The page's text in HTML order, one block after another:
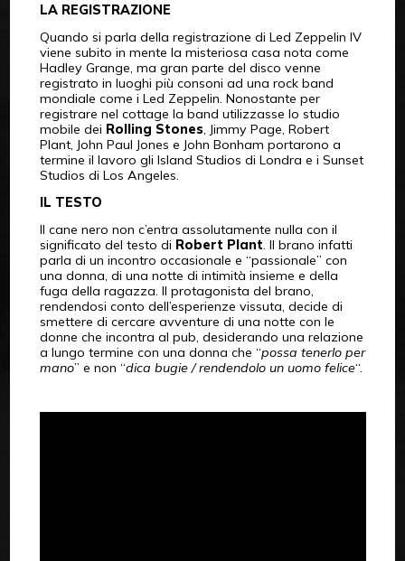
LA REGISTRAZIONE
Quando si parla della registrazione di Led Zeppelin IV
viene subito in mente la misteriosa casa nota come
Hadley Grange, ma gran parte del disco venne
registrato in luoghi più consoni ad una rock band
mondiale come i Led Zeppelin. Nonostante per
registrare nel cottage la band utilizzasse lo studio
mobile dei Rolling Stones, Jimmy Page, Robert
Plant, John Paul Jones e John Bonham portarono a
termine il lavoro gli Island Studios di Londra e i Sunset
Studios di Los Angeles.
IL TESTO
Il cane nero non c’entra assolutamente nulla con il
significato del testo di Robert Plant. Il brano infatti
parla di un incontro occasionale e “passionale” con
una donna, di una notte di intimità insieme e della
fuga della ragazza. Il protagonista del brano,
rendendosi conto dell’esperienze vissuta, decide di
smettere di cercare avventure di una notte con le
donne che incontra al pub, desiderando una relazione
a lungo termine con una donna che “possa tenerlo per
mano” e non “dica bugie / rendendolo un uomo felice“.